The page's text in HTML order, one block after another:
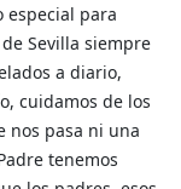
especial para
Sevilla siempre
a diario,
cuidamos de los
nos pasa ni una
tenemos